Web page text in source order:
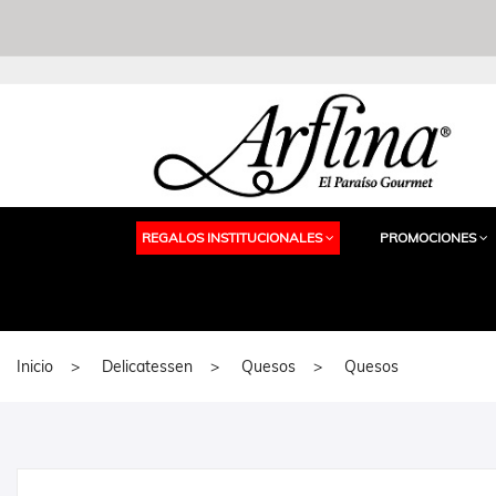
REGALOS INSTITUCIONALES PROMOCIONES
Inicio Delicatessen Quesos Quesos